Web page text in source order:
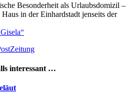
Besonderheit als Urlaubsdomizil –
in der Einhardstadt jenseits der
Zeitung
interessant …